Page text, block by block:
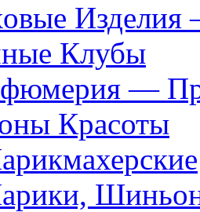
Изделия
Клубы
—
Красоты